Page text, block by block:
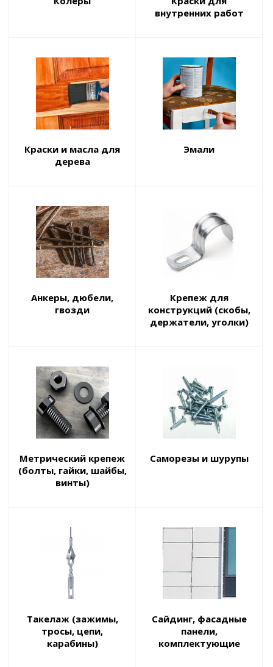
внутренних работ
Краски и масла для
дерева
Эмали
Анкеры, дюбели,
гвозди
Крепеж для
конструкций (скобы,
держатели, уголки)
Метрический крепеж
(болты, гайки, шайбы,
винты)
Саморезы и шурупы
Такелаж (зажимы,
тросы, цепи,
карабины)
Сайдинг, фасадные
панели,
комплектующие